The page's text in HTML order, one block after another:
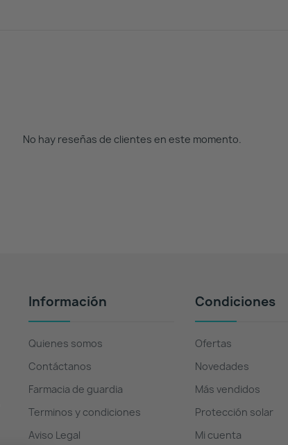
No hay reseñas de clientes en este momento.
Información
Quienes somos
Contáctanos
Farmacia de guardia
Terminos y condiciones
Aviso Legal
Condiciones
Ofertas
Novedades
Más vendidos
Protección solar
Mi cuenta